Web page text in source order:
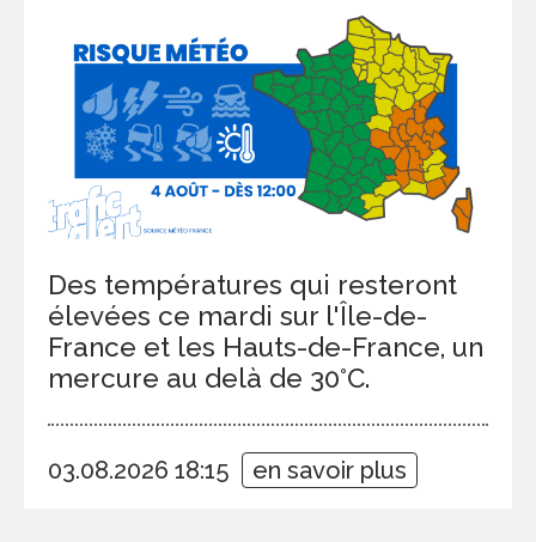
Des températures qui resteront
élevées ce mardi sur l'Île-de-
France et les Hauts-de-France, un
mercure au delà de 30°C.
03.08.2026 18:15 en savoir plus